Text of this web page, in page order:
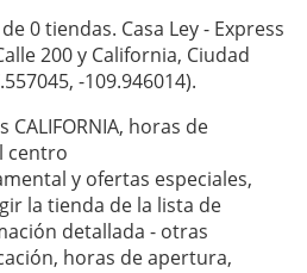
0 tiendas. Casa Ley - Express
200 y California, Ciudad
-109.946014).
CALIFORNIA, horas de
centro
y ofertas especiales,
la tienda de la lista de
detallada - otras
horas de apertura,